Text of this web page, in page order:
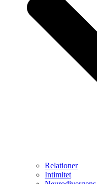
Relationer
Intimitet